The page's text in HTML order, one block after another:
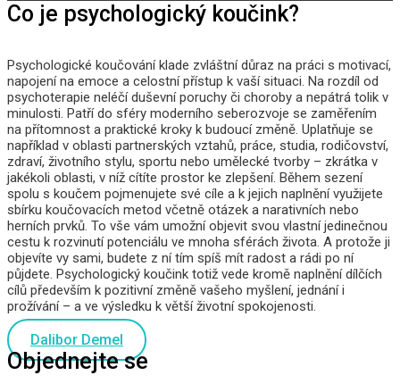
Co je psychologický koučink?
Psychologické koučování klade zvláštní důraz na práci s motivací,
napojení na emoce a celostní přístup k vaší situaci. Na rozdíl od
psychoterapie neléčí duševní poruchy či choroby a nepátrá tolik v
minulosti. Patří do sféry moderního seberozvoje se zaměřením
na přítomnost a praktické kroky k budoucí změně. Uplatňuje se
například v oblasti partnerských vztahů, práce, studia, rodičovství,
zdraví, životního stylu, sportu nebo umělecké tvorby – zkrátka v
jakékoli oblasti, v níž cítíte prostor ke zlepšení. Během sezení
spolu s koučem pojmenujete své cíle a k jejich naplnění využijete
sbírku koučovacích metod včetně otázek a narativních nebo
herních prvků. To vše vám umožní objevit svou vlastní jedinečnou
cestu k rozvinutí potenciálu ve mnoha sférách života. A protože ji
objevíte vy sami, budete z ní tím spíš mít radost a rádi po ní
půjdete. Psychologický koučink totiž vede kromě naplnění dílčích
cílů především k pozitivní změně vašeho myšlení, jednání i
prožívání – a ve výsledku k větší životní spokojenosti.
Dalibor Demel
Objednejte se